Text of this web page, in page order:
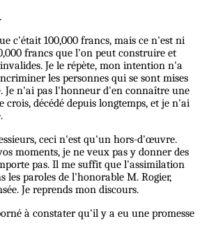
c'était 100,000 francs, mais ce n'est ni
francs que l'on peut construire et
Je le répète, mon intention n'a
les personnes qui se sont mises
Je n'ai pas l'honneur d'en connaître une
crois, décédé depuis longtemps, et je n'ai
ceci n'est qu'un hors-d'œuvre.
moments, je ne veux pas y donner des
pas. Il me suffit que l'assimilation
les paroles de l'honorable M. Rogier,
Je reprends mon discours.
à constater qu'il y a eu une promesse